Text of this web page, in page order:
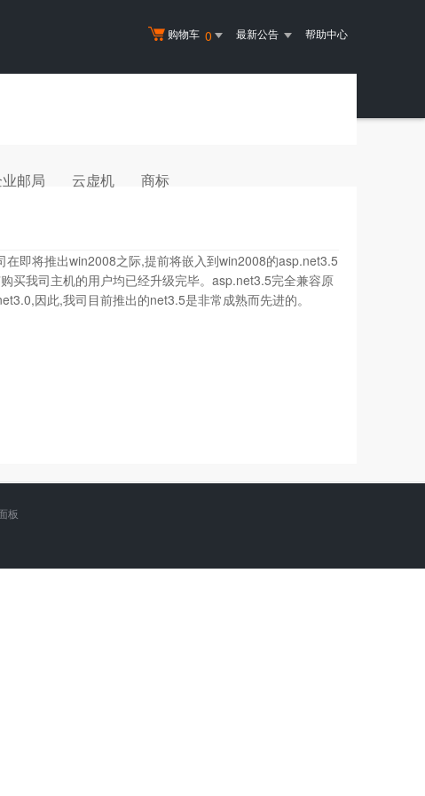
购物车 0 最新公告 帮助中心
邮局 云虚机 商标
即将推出win2008之际,提前将嵌入到win2008的asp.net3.5
买我司主机的用户均已经升级完毕。asp.net3.5完全兼容原
因此,我司目前推出的net3.5是非常成熟而先进的。
板